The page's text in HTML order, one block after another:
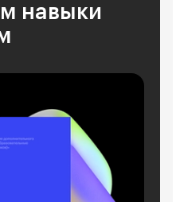
навыки